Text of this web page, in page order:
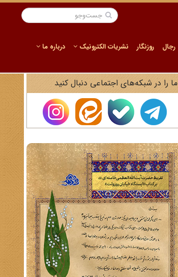
رجال روزنگار نشریات الکترونیک درباره ما
ما را در شبکه‌های اجتماعی دنبال کنید